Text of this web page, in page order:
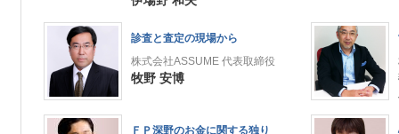
診査と査定の現場から
株式会社ASSUME 代表取締役
牧野 安博
ＦＰ深野のお金に関する独り